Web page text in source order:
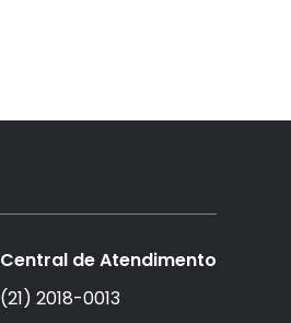
Central de Atendimento
(21) 2018-0013